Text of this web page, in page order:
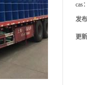
cas
发
更